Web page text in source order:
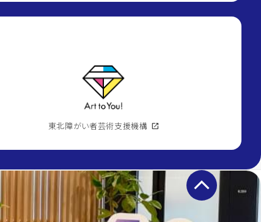
東北障がい者芸術支援機構 open_in_new
keyboard_arrow_up